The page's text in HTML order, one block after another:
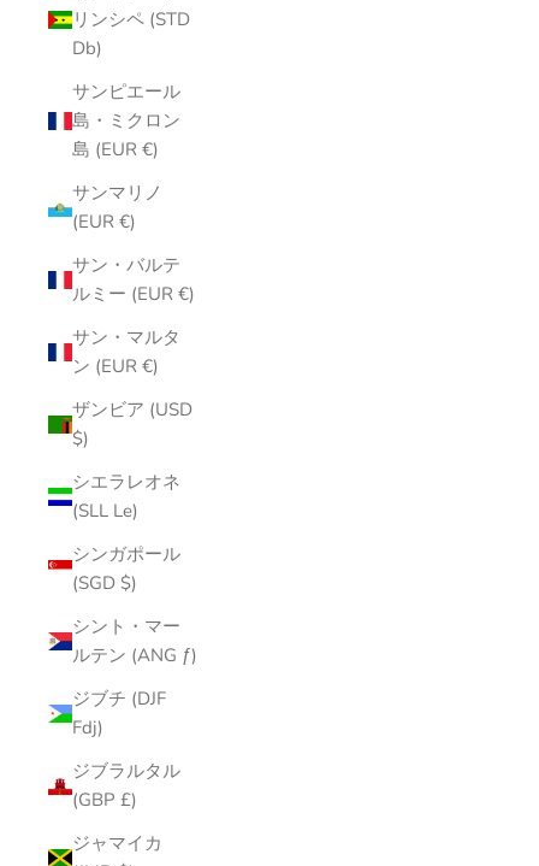
リンシペ (STD
Db)
サンピエール
島・ミクロン
島 (EUR €)
サンマリノ
(EUR €)
サン・バルテ
ルミー (EUR €)
サン・マルタ
ン (EUR €)
ザンビア (USD
$)
シエラレオネ
(SLL Le)
シンガポール
(SGD $)
シント・マー
ルテン (ANG ƒ)
ジブチ (DJF
Fdj)
ジブラルタル
(GBP £)
ジャマイカ